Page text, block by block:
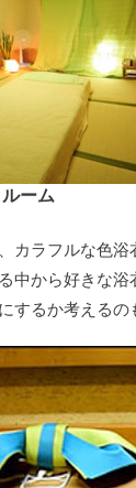
ーム
カラフルな色浴
中から好きな浴
するか考えるの